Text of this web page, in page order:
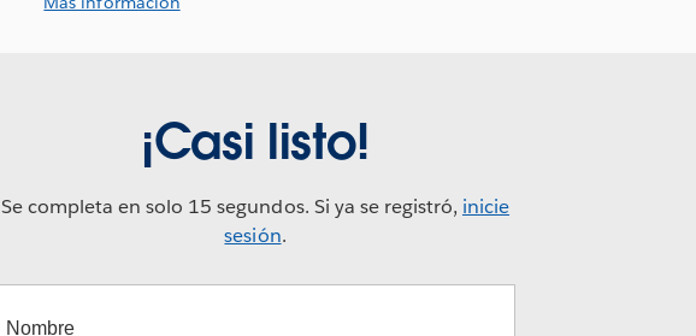
¡Casi listo!
Se completa en solo 15 segundos. Si ya se registró, inicie
sesión.